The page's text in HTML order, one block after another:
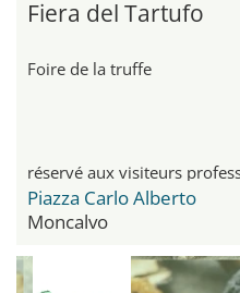
Fiera del Tartufo
Foire de la truffe
réservé aux visiteurs
Piazza Carlo Alberto
Moncalvo